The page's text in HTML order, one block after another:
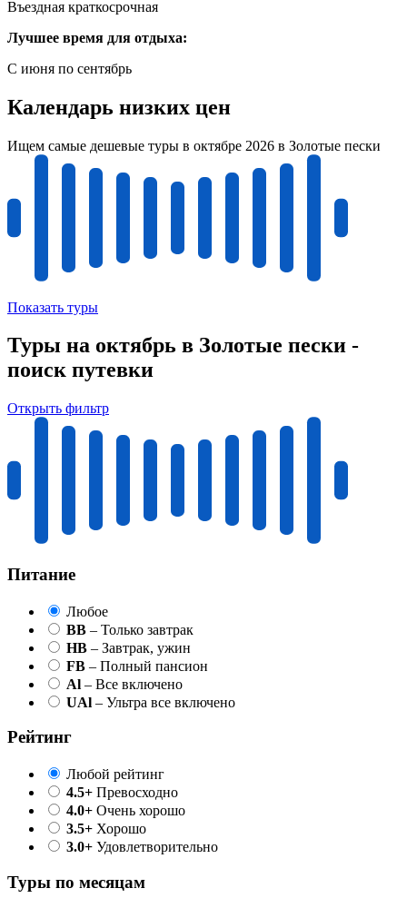
Въездная краткосрочная
Лучшее время для отдыха:
С июня по сентябрь
Календарь низких цен
Ищем самые дешевые туры в октябре 2026 в Золотые пески
Показать туры
Туры на октябрь в Золотые пески -
поиск путевки
Открыть фильтр
Питание
Любое
BB – Только завтрак
HB – Завтрак, ужин
FB – Полный пансион
Al – Все включено
UAl – Ультра все включено
Рейтинг
Любой рейтинг
4.5+ Превосходно
4.0+ Очень хорошо
3.5+ Хорошо
3.0+ Удовлетворительно
Туры по месяцам